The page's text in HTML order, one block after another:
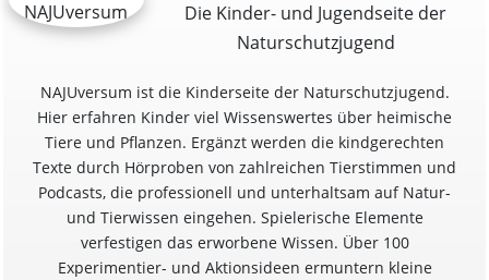
Die Kinder- und Jugendseite der
Naturschutzjugend
NAJUversum ist die Kinderseite der Naturschutzjugend.
Hier erfahren Kinder viel Wissenswertes über heimische
Tiere und Pflanzen. Ergänzt werden die kindgerechten
Texte durch Hörproben von zahlreichen Tierstimmen und
Podcasts, die professionell und unterhaltsam auf Natur-
und Tierwissen eingehen. Spielerische Elemente
verfestigen das erworbene Wissen. Über 100
Experimentier- und Aktionsideen ermuntern kleine